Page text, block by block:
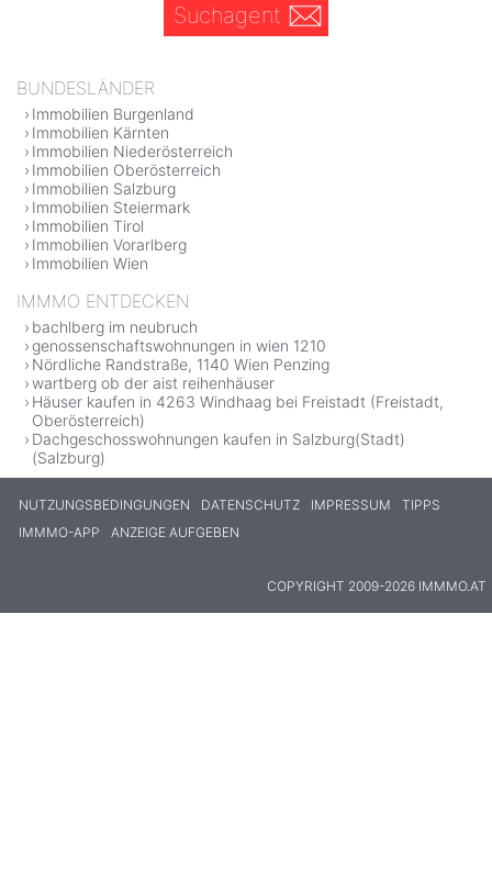
Suchagent
BUNDESLÄNDER
Immobilien Burgenland
Immobilien Kärnten
Immobilien Niederösterreich
Immobilien Oberösterreich
Immobilien Salzburg
Immobilien Steiermark
Immobilien Tirol
Immobilien Vorarlberg
Immobilien Wien
IMMMO ENTDECKEN
bachlberg im neubruch
genossenschaftswohnungen in wien 1210
Nördliche Randstraße, 1140 Wien Penzing
wartberg ob der aist reihenhäuser
Häuser kaufen in 4263 Windhaag bei Freistadt (Freistadt,
Oberösterreich)
Dachgeschosswohnungen kaufen in Salzburg(Stadt)
(Salzburg)
NUTZUNGSBEDINGUNGEN DATENSCHUTZ IMPRESSUM
TIPPS
IMMMO-APP
ANZEIGE AUFGEBEN
COPYRIGHT 2009-2026 IMMMO.AT